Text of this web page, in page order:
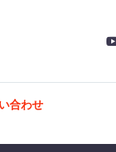
合わせ